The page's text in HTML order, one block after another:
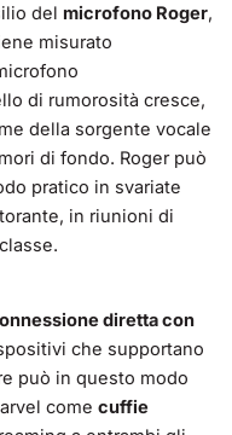
del microfono Roger,
misurato
di rumorosità cresce,
della sorgente vocale
di fondo. Roger può
pratico in svariate
in riunioni di
diretta con
che supportano
può in questo modo
come cuffie